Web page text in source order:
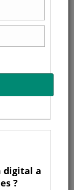
digital a
?